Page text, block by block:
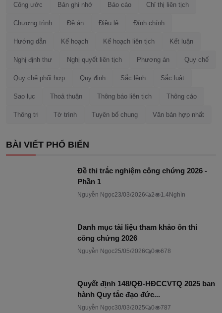
Công ước Bản ghi nhớ Báo cáo Chỉ thị liên tịch
Chương trình Đề án Điều lệ Đính chính
Hướng dẫn Kế hoạch Kế hoạch liên tịch Kết luận
Nghị định thư Nghị quyết liên tịch Phương án Quy chế
Quy chế phối hợp Quy định Sắc lệnh Sắc luật
Sao lục Thoả thuận Thông báo liên tịch Thông cáo
Thông tri Tờ trình Tuyên bố chung Văn bản hợp nhất
BÀI VIẾT PHỔ BIẾN
Đề thi trắc nghiệm công chứng 2026 -
Phần 1
Nguyễn Ngọc23/03/2026 2 1.4Nghìn
Danh mục tài liệu tham khảo ôn thi
công chứng 2026
Nguyễn Ngọc25/05/2026 0 678
Quyết định 148/QĐ-HĐCCVTQ 2025 ban
hành Quy tắc đạo đức...
Nguyễn Ngọc30/03/2025 0 787